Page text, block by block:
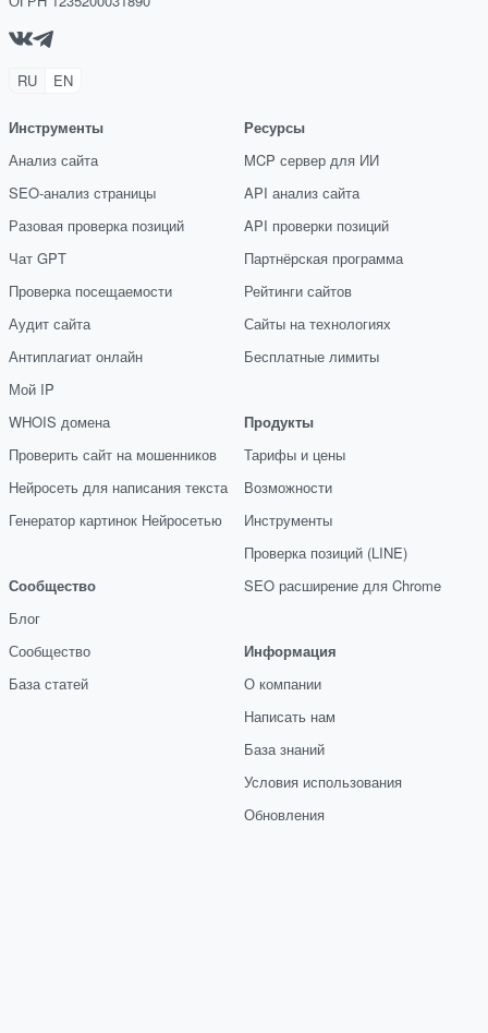
RU EN
Инструменты
Анализ сайта
SEO-анализ страницы
Разовая проверка позиций
Чат GPT
Проверка посещаемости
Аудит сайта
Антиплагиат онлайн
Мой IP
WHOIS домена
Проверить сайт на мошенников
Нейросеть для написания текста
Генератор картинок Нейросетью
Сообщество
Блог
Сообщество
База статей
Ресурсы
MCP сервер для ИИ
API анализ сайта
API проверки позиций
Партнёрская программа
Рейтинги сайтов
Сайты на технологиях
Бесплатные лимиты
Продукты
Тарифы и цены
Возможности
Инструменты
Проверка позиций (LINE)
SEO расширение для Chrome
Информация
О компании
Написать нам
База знаний
Условия использования
Обновления